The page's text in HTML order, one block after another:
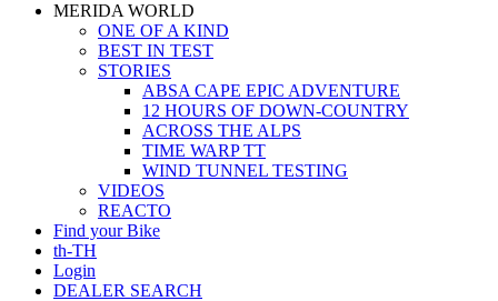
MERIDA WORLD
ONE OF A KIND
BEST IN TEST
STORIES
ABSA CAPE EPIC ADVENTURE
12 HOURS OF DOWN-COUNTRY
ACROSS THE ALPS
TIME WARP TT
WIND TUNNEL TESTING
VIDEOS
REACTO
Find your Bike
th-TH
Login
DEALER SEARCH